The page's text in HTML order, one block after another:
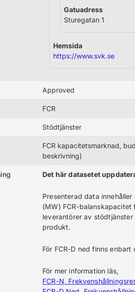
Gatuadress
Sturegatan 1
Hemsida
https://www.svk.se
Approved
FCR
Stödtjänster
FCR kapacitetsmarknad,
beskrivning)
Det här datasetet
Presenterad data
(MW) FCR-
leverantörer av
produkt.
För FCR-D ned finns
För mer information läs,
FCR-N,